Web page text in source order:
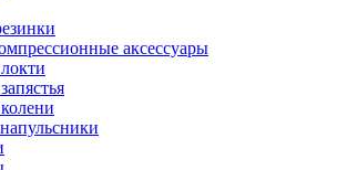
аксессуары